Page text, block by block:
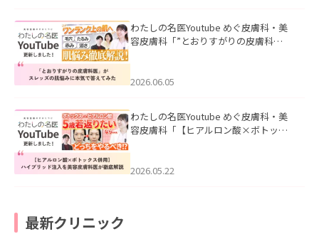
わたしの名医Youtube めぐ皮膚科・美
容皮膚科「”とおりすがりの皮膚科
2026.06.05
わたしの名医Youtube めぐ皮膚科・美
容皮膚科「【ヒアルロン酸×ボトック
た。
2026.05.22
最新クリニック